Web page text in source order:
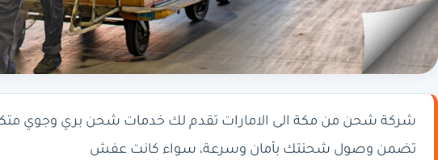
شركة شحن من مكة الى الامارات تقدم لك خدمات شحن بري وجوي
تضمن وصول شحنتك بأمان وسرعة، سواء كانت عفش